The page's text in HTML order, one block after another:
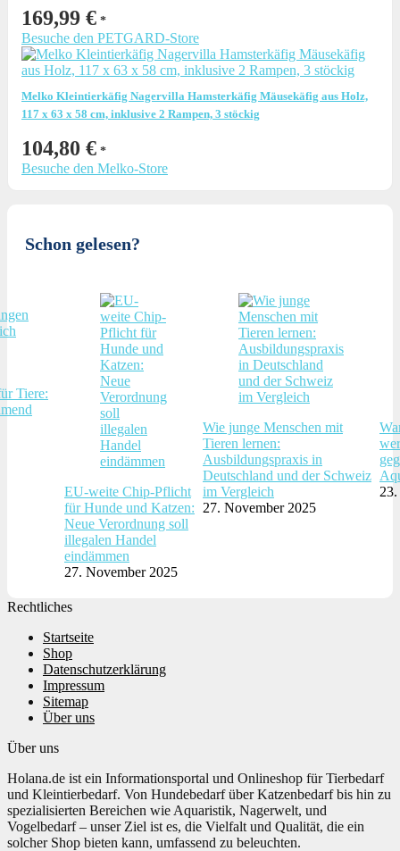
169,99 €
Besuche den PETGARD-Store
Melko Kleintierkäfig Nagervilla Hamsterkäfig Mäusekäfig aus Holz,
117 x 63 x 58 cm, inklusive 2 Rampen, 3 stöckig
104,80 €
Besuche den Melko-Store
Schon gelesen?
Tiere:
EU-weite Chip-Pflicht
für Hunde und Katzen:
Neue Verordnung soll
illegalen Handel
eindämmen
27. November 2025
Wie junge Menschen mit
Tieren lernen:
Ausbildungspraxis in
Deutschland und der Schweiz
im Vergleich
27. November 2025
Rechtliches
Startseite
Shop
Datenschutzerklärung
Impressum
Sitemap
Über uns
Über uns
Holana.de ist ein Informationsportal und Onlineshop für Tierbedarf
und Kleintierbedarf. Von Hundebedarf über Katzenbedarf bis hin zu
spezialisierten Bereichen wie Aquaristik, Nagerwelt, und
Vogelbedarf – unser Ziel ist es, die Vielfalt und Qualität, die ein
solcher Shop bieten kann, umfassend zu beleuchten.